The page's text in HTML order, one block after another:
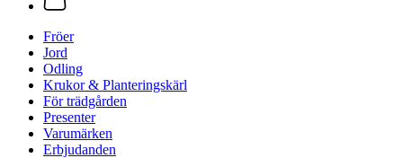
Fröer
Jord
Odling
Krukor & Planteringskärl
För trädgården
Presenter
Varumärken
Erbjudanden